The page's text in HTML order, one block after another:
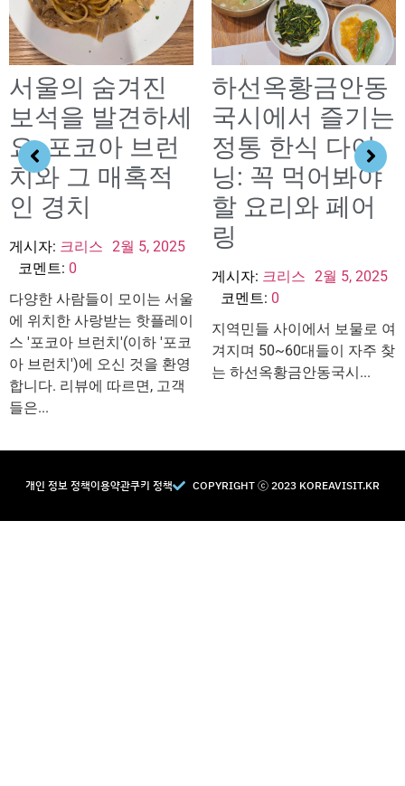
서울의 숨겨진
보석을 발견하세
요: 포코아 브런
치와 그 매혹적
인 경치
게시자: 크리스 2월 5, 2025
코멘트: 0
다양한 사람들이 모이는 서울
에 위치한 사랑받는 핫플레이
스 '포코아 브런치'(이하 '포코
아 브런치')에 오신 것을 환영
합니다. 리뷰에 따르면, 고객
들은...
하선옥황금안동
국시에서 즐기는
정통 한식 다이
닝: 꼭 먹어봐야
할 요리와 페어
링
게시자: 크리스 2월 5, 2025
코멘트: 0
지역민들 사이에서 보물로 여
겨지며 50~60대들이 자주 찾
는 하선옥황금안동국시...
개인 정보 정책이용약관쿠키 정책 COPYRIGHT Ⓒ 2023 KOREAVISIT.KR